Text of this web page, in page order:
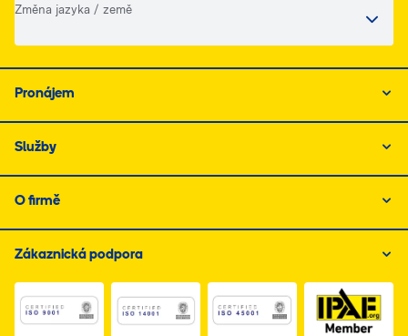
Změna jazyka / země
Pronájem
Služby
O firmě
Zákaznická podpora
Link do dokumentu PDF z certyfikatem ISO 1, otwiera
Link do dokumentu PDF z certyfikatem
Link do dokumentu